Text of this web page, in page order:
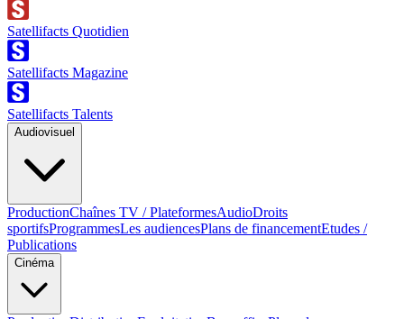
Satellifacts Quotidien
Satellifacts Magazine
Satellifacts Talents
Audiovisuel
ProductionChaînes TV / PlateformesAudioDroits
sportifsProgrammesLes audiencesPlans de financementEtudes /
Publications
Cinéma